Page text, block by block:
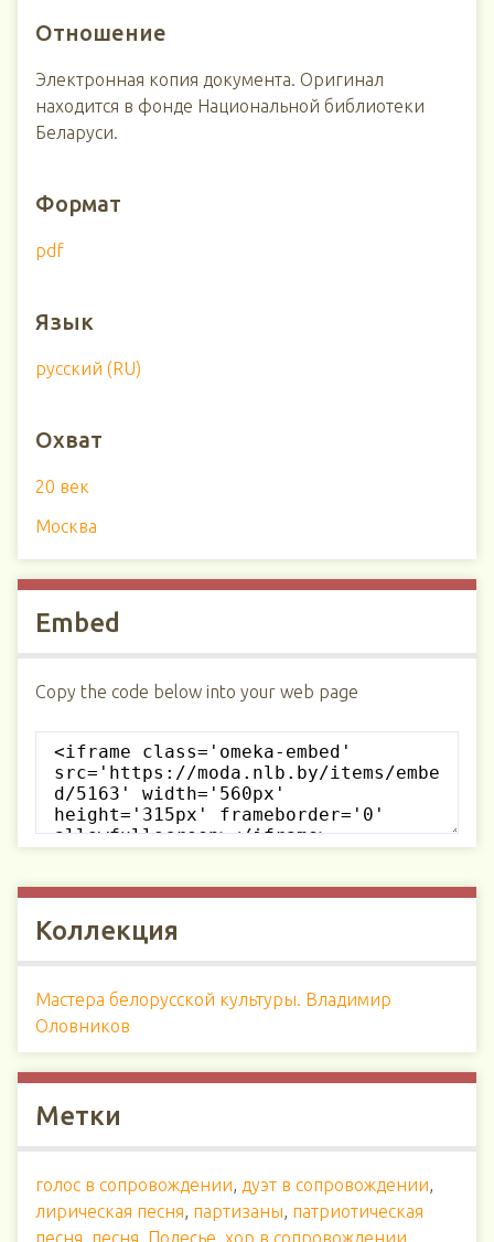
Отношение
Электронная копия документа. Оригинал
находится в фонде Национальной библиотеки
Беларуси.
Формат
pdf
Язык
русский (RU)
Охват
20 век
Москва
Embed
Copy the code below into your web page
Коллекция
Мастера белорусской культуры. Владимир
Оловников
Метки
голос в сопровождении, дуэт в сопровождении,
лирическая песня, партизаны, патриотическая
песня песня Полесье хор в сопровождении